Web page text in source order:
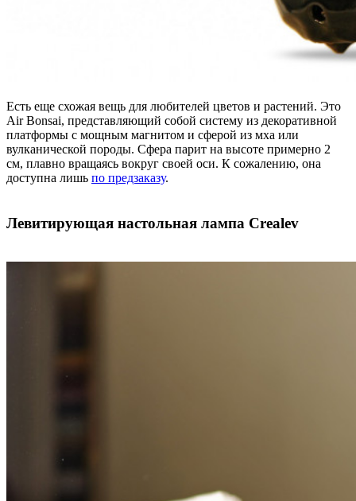
Есть еще схожая вещь для любителей цветов и растений. Это
Air Bonsai, представляющий собой систему из декоративной
платформы с мощным магнитом и сферой из мха или
вулканической породы. Сфера парит на высоте примерно 2
см, плавно вращаясь вокруг своей оси. К сожалению, она
доступна лишь по предзаказу.
Левитирующая настольная лампа Crealev